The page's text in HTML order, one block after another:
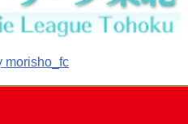
morisho_fc